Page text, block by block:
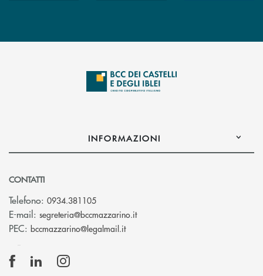
INFORMAZIONI
CONTATTI
Telefono: 0934.381105
E-mail: segreteria@bccmazzarino.it(si apre l’app di posta
PEC: bccmazzarino@legalmail.it(si apre l’app di posta elettronica)